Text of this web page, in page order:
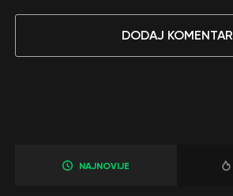
DODAJ KOMENTAR
NAJNOVIJE